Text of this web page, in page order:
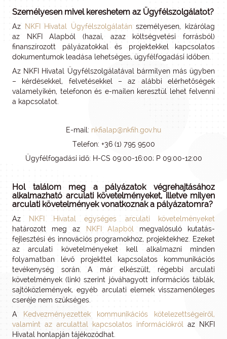
Személyesen mivel kereshetem az Ügyfélszolgálatot?
Az NKFI Hivatal Ügyfélszolgálatán személyesen, kizárólag
az NKFI Alapból (hazai, azaz költségvetési forrásból)
finanszírozott pályázatokkal és projektekkel kapcsolatos
dokumentumok leadása lehetséges, ügyfélfogadási időben.
Az NKFI Hivatal Ügyfélszolgálatával bármilyen más ügyben
– kérdésekkel, felvetésekkel – az alábbi elérhetőségek
valamelyikén, telefonon és e-mailen keresztül lehet felvenni
a kapcsolatot.
E-mail: nkfialap@nkfih.gov.hu
Telefon: +36 (1) 795 9500
Ügyfélfogadási idő: H-CS 09:00-16:00; P 09:00-12:00
Hol találom meg a pályázatok végrehajtásához
alkalmazható arculati követelményeket, illetve milyen
arculati követelmények vonatkoznak a pályázatomra?
Az NKFI Hivatal egységes arculati követelményeket
határozott meg az
NKFI Alapból
megvalósuló kutatás-
fejlesztési és innovációs programokhoz, projektekhez. Ezeket
az arculati követelményeket kell alkalmazni minden
folyamatban lévő projekttel kapcsolatos kommunikációs
tevékenység során. A már elkészült, régebbi arculati
követelmények (link) szerint jóváhagyott információs táblák,
sajtóközlemények, egyéb arculati elemek visszamenőleges
cseréje nem szükséges.
A
Kedvezményezettek kommunikációs kötelezettségeiről,
valamint az arculattal kapcsolatos információkról
az NKFI
Hivatal honlapján tájékozódhat.